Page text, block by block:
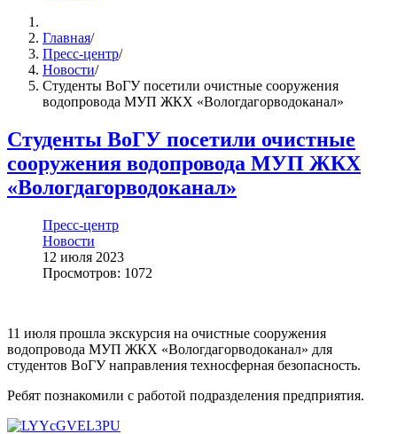
Главная/
Пресс-центр/
Новости/
Студенты ВоГУ посетили очистные сооружения
водопровода МУП ЖКХ «Вологдагорводоканал»
Студенты ВоГУ посетили очистные
сооружения водопровода МУП ЖКХ
«Вологдагорводоканал»
Пресс-центр
Новости
12 июля 2023
Просмотров: 1072
11 июля прошла экскурсия на очистные сооружения
водопровода МУП ЖКХ «Вологдагорводоканал» для
студентов ВоГУ направления техносферная безопасность.
Ребят познакомили с работой подразделения предприятия.